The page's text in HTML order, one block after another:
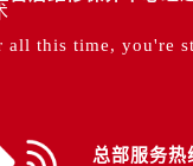
all this time, you're
总部服务热